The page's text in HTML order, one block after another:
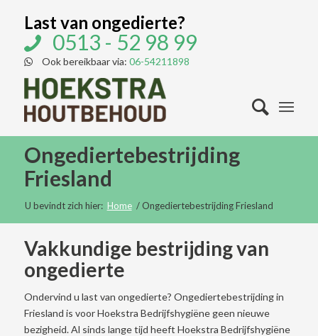
Last van ongedierte?
0513 - 52 98 99
Ook bereikbaar via: 06-54211898
Ongediertebestrijding
Friesland
U bevindt zich hier: Home / Ongediertebestrijding Friesland
Vakkundige bestrijding van
ongedierte
Ondervind u last van ongedierte? Ongediertebestrijding in
Friesland is voor Hoekstra Bedrijfshygiëne geen nieuwe
bezigheid. Al sinds lange tijd heeft Hoekstra Bedrijfshygiëne